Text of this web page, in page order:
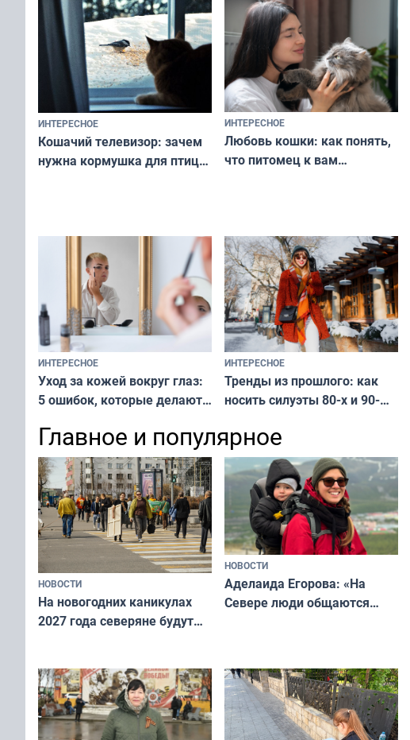
ИНТЕРЕСНОЕ
Кошачий телевизор: зачем
нужна кормушка для птиц
ИНТЕРЕСНОЕ
Любовь кошки: как понять,
что питомец к вам
ИНТЕРЕСНОЕ
Уход за кожей вокруг глаз:
5 ошибок, которые делают
и вернуть свежий взгляд
без дорогих средств
ИНТЕРЕСНОЕ
Тренды из прошлого: как
носить силуэты 80-х и 90-
современно и стильно без
переплат
Главное и популярное
НОВОСТИ
На новогодних каникулах
2027 года северяне будут
НОВОСТИ
Аделаида Егорова: «На
Севере люди общаются